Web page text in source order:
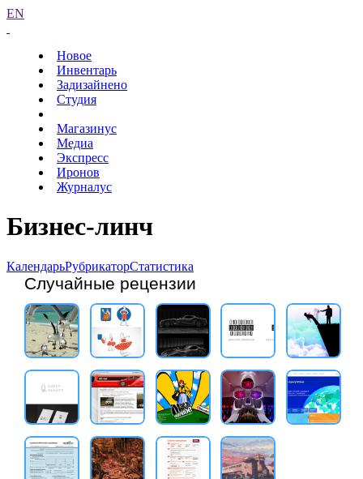
EN
Новое
Инвентарь
Задизайнено
Студия
Магазинус
Медиа
Экспресс
Иронов
Журналус
Бизнес-линч
КалендарьРубрикаторСтатистика
Случайные рецензии